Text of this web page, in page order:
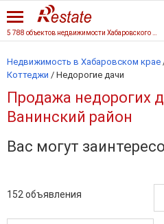
Недвижимость в Хабаровском крае
Коттеджи / Недорогие дачи
Продажа недорогих
Ванинский район
Вас могут
152 объявления